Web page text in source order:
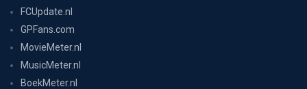
FCUpdate.nl
GPFans.com
MovieMeter.nl
MusicMeter.nl
BoekMeter.nl